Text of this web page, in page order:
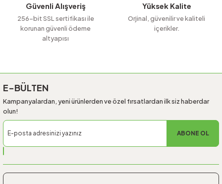
Güvenli Alışveriş
256-bit SSL sertifikası ile
korunan güvenli ödeme
altyapısı
Yüksek Kalite
Orjinal, güvenilir ve kaliteli
içerikler.
E-BÜLTEN
Kampanyalardan, yeni ürünlerden ve özel fırsatlardan ilk siz haberdar
olun!
ABONE OL